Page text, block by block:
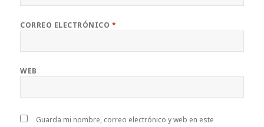
CORREO ELECTRÓNICO *
WEB
Guarda mi nombre, correo electrónico y web en este